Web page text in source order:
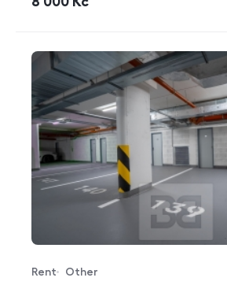
Offer type
Rent
Property type
Other